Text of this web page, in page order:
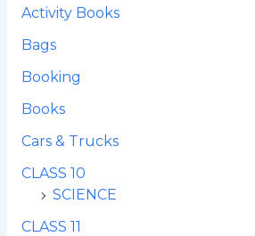
Activity Books
Bags
Booking
Books
Cars & Trucks
CLASS 10
SCIENCE
CLASS 11